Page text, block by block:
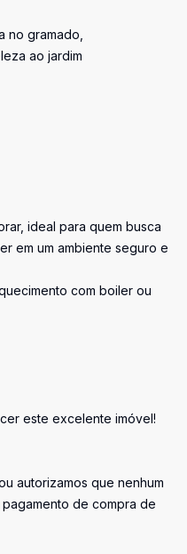
no gramado,
ao jardim
ideal para quem busca
em um ambiente seguro e
com boiler ou
este excelente imóvel!
autorizamos que nenhum
de compra de